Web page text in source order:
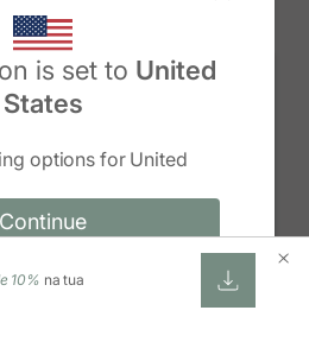
is set to United
States
options forUnited
Continue
region and language
region
Continue
E TOBAGO (TTD $)
(USD $)
(USD $)
(TRY ₺)
(AUD $)
(UGX USH)
(UYU $U)
(UZS SO'M)
(USD $)
(VND ₫)
E FUTUNA (XPF FR)
(USD $)
10% na tua